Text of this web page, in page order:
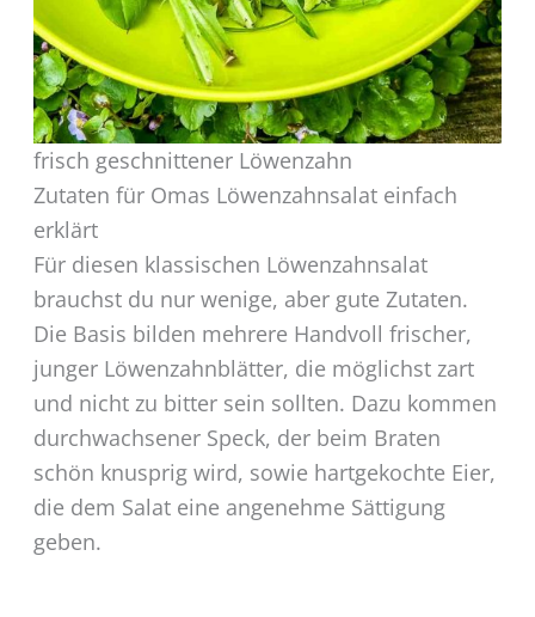
frisch geschnittener Löwenzahn
Zutaten für Omas Löwenzahnsalat einfach
erklärt
Für diesen klassischen Löwenzahnsalat
brauchst du nur wenige, aber gute Zutaten.
Die Basis bilden mehrere Handvoll frischer,
junger Löwenzahnblätter, die möglichst zart
und nicht zu bitter sein sollten. Dazu kommen
durchwachsener Speck, der beim Braten
schön knusprig wird, sowie hartgekochte Eier,
die dem Salat eine angenehme Sättigung
geben.